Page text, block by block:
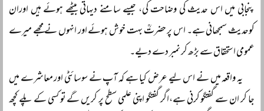
پنجابی میں اس حدیث کی وضاحت کی، جیسے سامنے دیہاتی بیٹھے ہوئے ہیں اوران
کوحدیث سمجھانی ہے۔ اس پر حضرتؒ بہت خوش ہوئے اور انہوں نے مجھے میرے
عمومی استحقاق سے بڑھ کر نمبر دے دیے۔
یہ واقعہ میں نے اس لیے عرض کیا ہے کہ آپ نے سوسائٹی اور معاشرے میں
جا کر ان سے گفتگو کرنی ہے،اگر گفتگو اپنی علمی سطح پر کریں گے تو کسی کے پلے کچھ